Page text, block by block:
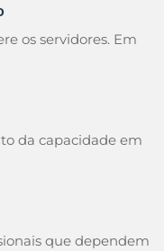
os servidores. Em
da capacidade em
que dependem